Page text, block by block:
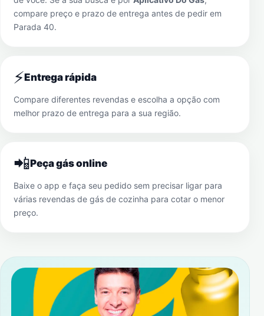
compare preço e prazo de entrega antes de pedir em
Parada 40.
⚡Entrega rápida
Compare diferentes revendas e escolha a opção com
melhor prazo de entrega para a sua região.
📲Peça gás online
Baixe o app e faça seu pedido sem precisar ligar para
várias revendas de gás de cozinha para cotar o menor
preço.